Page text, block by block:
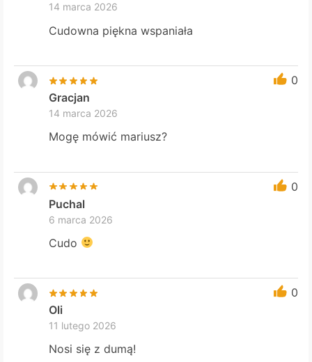
14 marca 2026
Cudowna piękna wspaniała
0
Gracjan
14 marca 2026
Mogę mówić mariusz?
0
Puchal
6 marca 2026
Cudo
0
Oli
11 lutego 2026
Nosi się z dumą!